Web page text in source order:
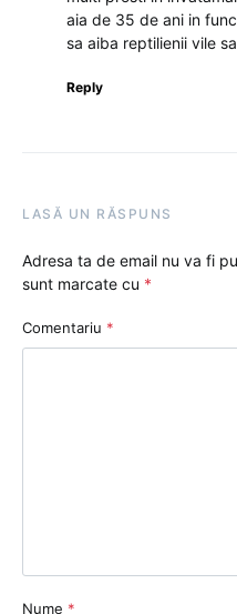
aia de 35 de ani in
sa aiba reptilienii vile
Reply
LASĂ UN RĂSPUNS
Adresa ta de email nu va fi
sunt marcate cu *
Comentariu *
Nume *